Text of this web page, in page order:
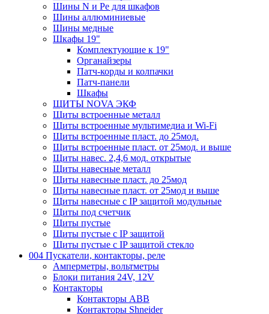
Шины N и Pe для шкафов
Шины аллюминиевые
Шины медные
Шкафы 19"
Комплектующие к 19"
Органайзеры
Патч-корды и колпачки
Патч-панели
Шкафы
ЩИТЫ NOVA ЭКФ
Щиты встроенные металл
Щиты встроенные мультимедиа и Wi-Fi
Щиты встроенные пласт. до 25мод.
Щиты встроенные пласт. от 25мод. и выше
Щиты навес. 2,4,6 мод. открытые
Щиты навесные металл
Щиты навесные пласт. до 25мод
Щиты навесные пласт. от 25мод и выше
Щиты навесные с IP защитой модульные
Щиты под счетчик
Щиты пустые
Щиты пустые с IP защитой
Щиты пустые с IP защитой стекло
004 Пускатели, контакторы, реле
Амперметры, вольтметры
Блоки питания 24V, 12V
Контакторы
Контакторы ABB
Контакторы Shneider